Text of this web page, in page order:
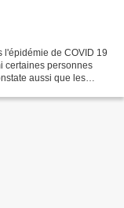
l'épidémie de COVID 19
certaines personnes
aussi que les